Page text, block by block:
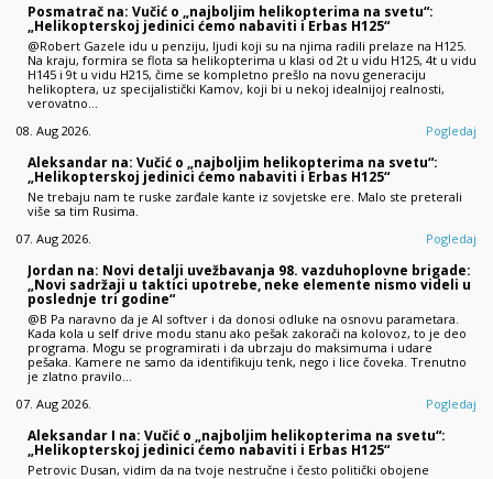
Posmatrač na: Vučić o „najboljim helikopterima na svetu“:
„Helikopterskoj jedinici ćemo nabaviti i Erbas H125“
@Robert Gazele idu u penziju, ljudi koji su na njima radili prelaze na H125.
Na kraju, formira se flota sa helikopterima u klasi od 2t u vidu H125, 4t u vidu
H145 i 9t u vidu H215, čime se kompletno prešlo na novu generaciju
helikoptera, uz specijalistički Kamov, koji bi u nekoj idealnijoj realnosti,
verovatno…
08. Aug 2026.
Pogledaj
Aleksandar na: Vučić o „najboljim helikopterima na svetu“:
„Helikopterskoj jedinici ćemo nabaviti i Erbas H125“
Ne trebaju nam te ruske zarđale kante iz sovjetske ere. Malo ste preterali
više sa tim Rusima.
07. Aug 2026.
Pogledaj
Jordan na: Novi detalji uvežbavanja 98. vazduhoplovne brigade:
„Novi sadržaji u taktici upotrebe, neke elemente nismo videli u
poslednje tri godine“
@B Pa naravno da je AI softver i da donosi odluke na osnovu parametara.
Kada kola u self drive modu stanu ako pešak zakorači na kolovoz, to je deo
programa. Mogu se programirati i da ubrzaju do maksimuma i udare
pešaka. Kamere ne samo da identifikuju tenk, nego i lice čoveka. Trenutno
je zlatno pravilo…
07. Aug 2026.
Pogledaj
Aleksandar I na: Vučić o „najboljim helikopterima na svetu“:
„Helikopterskoj jedinici ćemo nabaviti i Erbas H125“
Petrovic Dusan, vidim da na tvoje nestručne i često politički obojene